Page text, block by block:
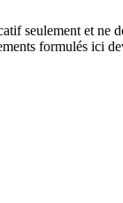
seulement et
formulés ici